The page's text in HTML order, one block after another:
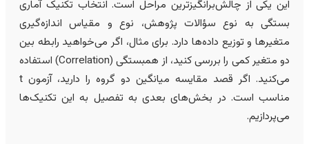
یکی از چالش‌برانگیزترین مراحل است. انتخاب تکنیک آماری
به نوع سؤالات پژوهش، نوع و مقیاس اندازه‌گیری
و توزیع داده‌ها دارد. برای مثال، اگر می‌خواهید رابطه بین
دو متغیر کمی را بررسی کنید، از همبستگی (Correlation) استفاده
می‌کنید. اگر قصد مقایسه میانگین دو گروه را دارید، آزمون t
است. در بخش‌های بعدی به تفصیل به این تکنیک‌ها